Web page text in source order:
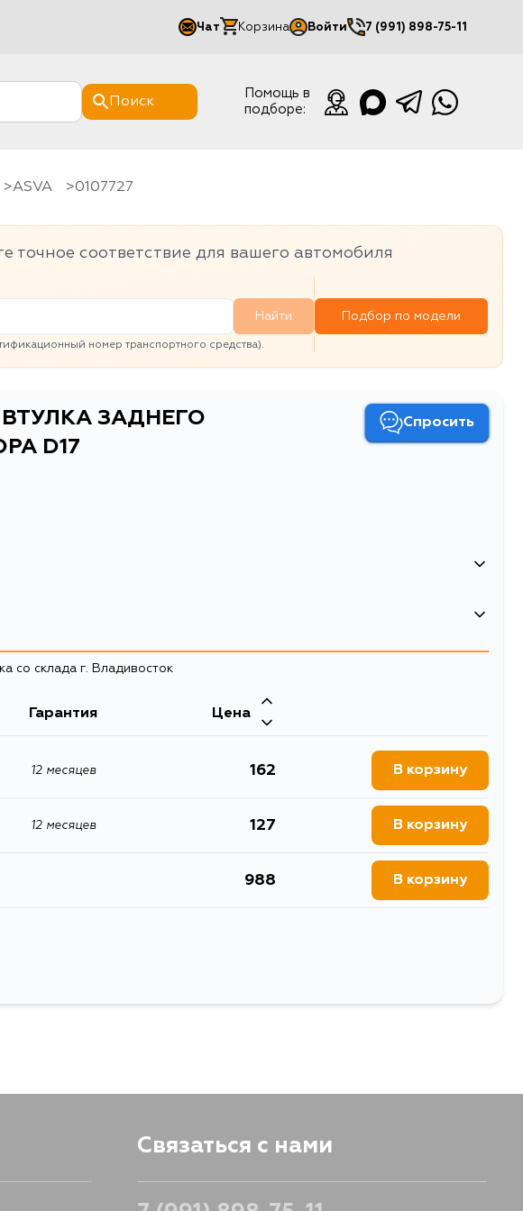
Чат Корзина Войти
Мой кабинет
7 (991) 898-75-11
Поиск
Помощь в
подборе:
ASVA 0107727
точное соответствие для вашего автомобиля
Найти
номер транспортного средства).
Подбор по модели
ВТУЛКА ЗАДНЕГО
D17
Спросить
со склада г. Владивосток
Гарантия Цена
12 месяцев 162 В корзину
12 месяцев 127 В корзину
988 В корзину
Связаться с нами